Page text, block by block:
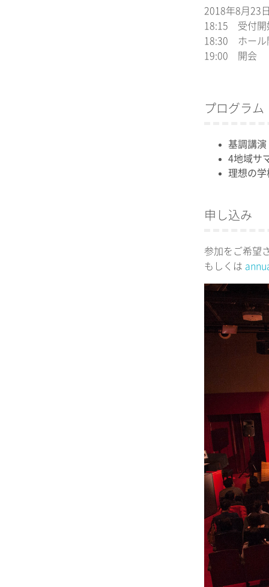
2018年8月23
18:15 受付開
18:30 ホール
19:00 開会
プログラム
基調講演
4地域サ
理想の
申し込み
参加をご希望
もしくは